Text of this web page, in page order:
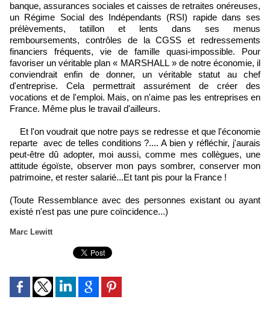
banque, assurances sociales et caisses de retraites onéreuses,
un Régime Social des Indépendants (RSI) rapide dans ses
prélèvements, tatillon et lents dans ses menus
remboursements, contrôles de la CGSS et redressements
financiers fréquents, vie de famille quasi-impossible. Pour
favoriser un véritable plan « MARSHALL » de notre économie, il
conviendrait enfin de donner, un véritable statut au chef
d'entreprise. Cela permettrait assurément de créer des
vocations et de l'emploi. Mais, on n'aime pas les entreprises en
France. Même plus le travail d'ailleurs.
Et l'on voudrait que notre pays se redresse et que l'économie
reparte avec de telles conditions ?.... A bien y réfléchir, j'aurais
peut-être dû adopter, moi aussi, comme mes collègues, une
attitude égoïste, observer mon pays sombrer, conserver mon
patrimoine, et rester salarié...Et tant pis pour la France !
(Toute Ressemblance avec des personnes existant ou ayant
existé n'est pas une pure coïncidence...)
Marc Lewitt